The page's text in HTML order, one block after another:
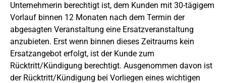
Unternehmerin berechtigt ist, dem Kunden mit 30-tägigem
Vorlauf binnen 12 Monaten nach dem Termin der
abgesagten Veranstaltung eine Ersatzveranstaltung
anzubieten. Erst wenn binnen dieses Zeitraums kein
Ersatzangebot erfolgt, ist der Kunde zum
Rücktritt/Kündigung berechtigt. Ausgenommen davon ist
der Rücktritt/Kündigung bei Vorliegen eines wichtigen